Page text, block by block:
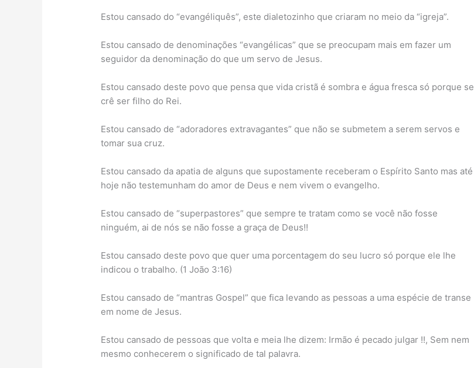
Estou cansado do “evangéliquês”, este dialetozinho que criaram no meio da “igreja”.
Estou cansado de denominações “evangélicas” que se preocupam mais em fazer um
seguidor da denominação do que um servo de Jesus.
Estou cansado deste povo que pensa que vida cristã é sombra e água fresca só porque se
crê ser filho do Rei.
Estou cansado de “adoradores extravagantes” que não se submetem a serem servos e
tomar sua cruz.
Estou cansado da apatia de alguns que supostamente receberam o Espírito Santo mas até
hoje não testemunham do amor de Deus e nem vivem o evangelho.
Estou cansado de “superpastores” que sempre te tratam como se você não fosse
ninguém, ai de nós se não fosse a graça de Deus!!
Estou cansado deste povo que quer uma porcentagem do seu lucro só porque ele lhe
indicou o trabalho. (1 João 3:16)
Estou cansado de “mantras Gospel” que fica levando as pessoas a uma espécie de transe
em nome de Jesus.
Estou cansado de pessoas que volta e meia lhe dizem: Irmão é pecado julgar !!, Sem nem
mesmo conhecerem o significado de tal palavra.